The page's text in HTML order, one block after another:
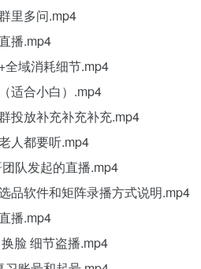
里多问.mp4
播.mp4
全域消耗细节.mp4
适合小白）.mp4
投放补充补充补充.mp4
人都要听.mp4
团队发起的直播.mp4
品软件和矩阵录播方式说明.mp4
播.mp4
脸 细节盗播.mp4